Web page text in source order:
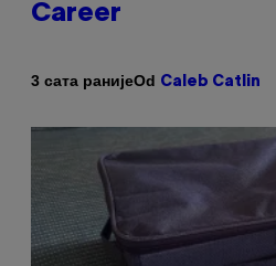
Career
3 сата ранијеOd Caleb Catlin